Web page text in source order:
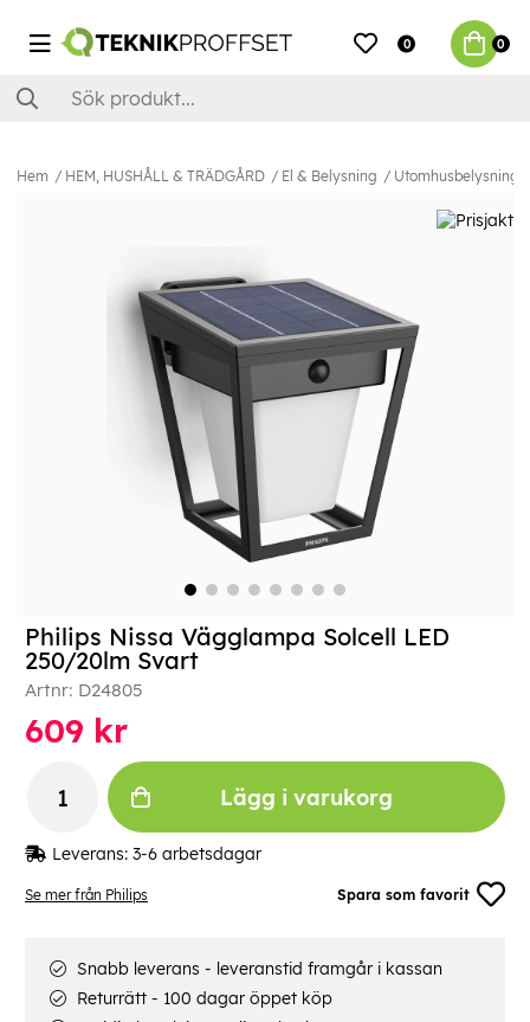
0 0
Hem HEM, HUSHÅLL & TRÄDGÅRD El & Belysning Utomhusbelysning
Se mer från Philips Spara som favorit
Philips Nissa Vägglampa Solcell LED
250/20lm Svart
Artnr: D24805
609 kr
Lägg i varukorg
Leverans: 3-6 arbetsdagar
Snabb leverans - leveranstid framgår i kassan
Returrätt - 100 dagar öppet köp